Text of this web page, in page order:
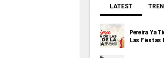
LATEST
Pereira Ya
Las Fiestas